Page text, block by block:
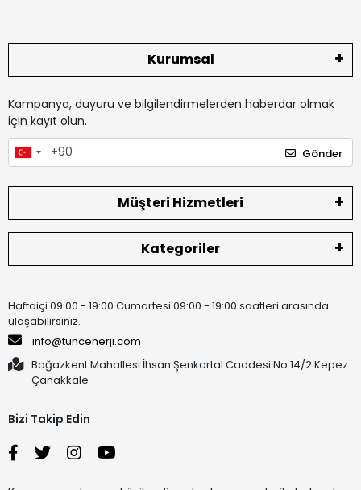
Kurumsal
Kampanya, duyuru ve bilgilendirmelerden haberdar olmak
için kayıt olun.
Gönder
Müşteri Hizmetleri
Kategoriler
Haftaiçi 09:00 - 19:00 Cumartesi 09:00 - 19:00 saatleri arasında
ulaşabilirsiniz.
info@tuncenerji.com
Boğazkent Mahallesi İhsan Şenkartal Caddesi No:14/2 Kepez
Çanakkale
Bizi Takip Edin